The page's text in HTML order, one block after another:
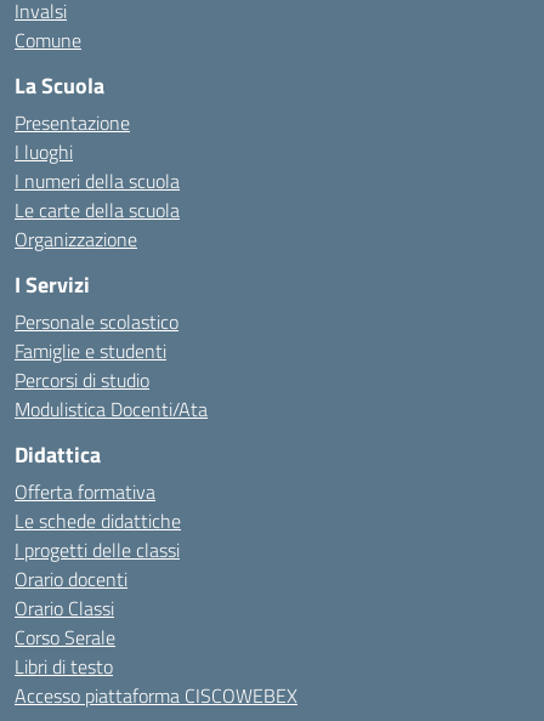
Invalsi
Comune
La Scuola
Presentazione
I luoghi
I numeri della scuola
Le carte della scuola
Organizzazione
I Servizi
Personale scolastico
Famiglie e studenti
Percorsi di studio
Modulistica Docenti/Ata
Didattica
Offerta formativa
Le schede didattiche
I progetti delle classi
Orario docenti
Orario Classi
Corso Serale
Libri di testo
Accesso piattaforma CISCOWEBEX